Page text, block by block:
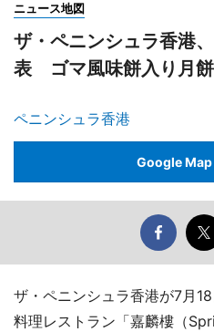
ニュース地図
ザ・ペニンシュラ香港
表 ゴマ風味餅入り月
ペニンシュラ香港
Google Map
ザ・ペニンシュラ香港が7月
料理レストラン「嘉麟樓（